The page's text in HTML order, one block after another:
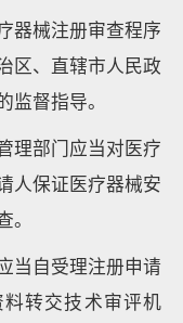
器械注册审查程序
区、直辖市人民政
督指导。
理部门应当对医疗
人保证医疗器械安
当自受理注册申请
转交技术审评机